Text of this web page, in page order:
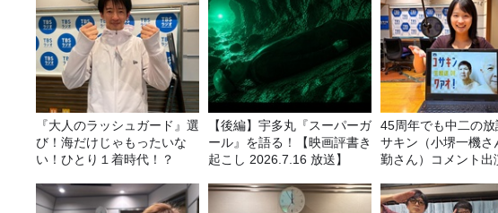
『大人のラッシュガード』選
び！海だけじゃもったいな
い！ひとり１着時代！？
【後編】宇多丸『スーパーガ
ール』を語る！【映画評書き
起こし 2026.7.16 放送】
45周年でも中二の放
サキン（小堺一機さ
勤さん）コメント出
告＞